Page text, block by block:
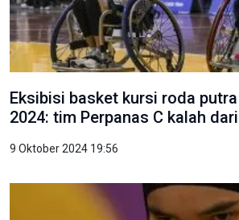
Eksibisi basket kursi roda
2024: tim Perpanas C kalah
9 Oktober 2024 19:56